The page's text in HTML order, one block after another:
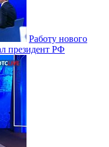
Работу нового
президент РФ